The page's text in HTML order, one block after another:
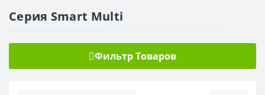
Серия Smart Multi
Фильтр Товаров